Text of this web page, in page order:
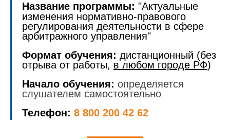
Название программы: "Актуальные
изменения нормативно-правового
регулирования деятельности в сфере
арбитражного управления"
Формат обучения: дистанционный (без
отрыва от работы, в любом городе РФ)
Начало обучения: определяется
слушателем самостоятельно
Телефон: 8 800 200 42 62